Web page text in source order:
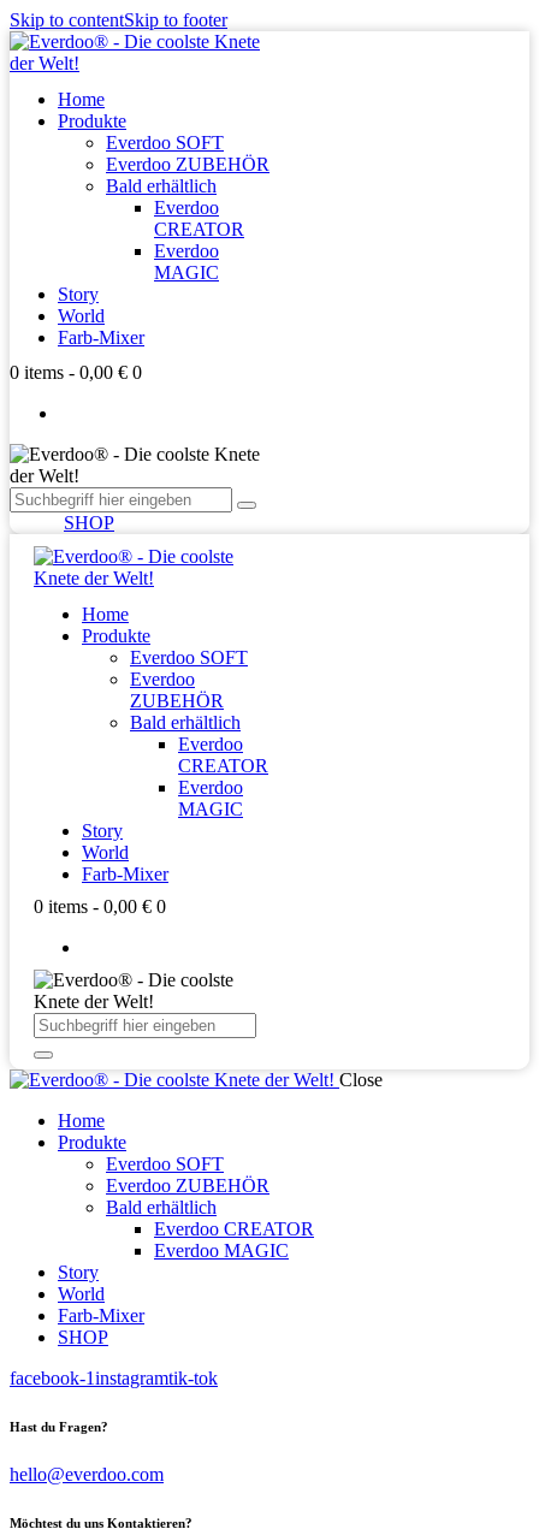
Skip to contentSkip to footer
Home
Produkte
Everdoo SOFT
Everdoo ZUBEHÖR
Bald erhältlich
Everdoo
CREATOR
Everdoo
MAGIC
Story
World
Farb-Mixer
0 items - 0,00 € 0
SHOP
Home
Produkte
Everdoo SOFT
Everdoo
ZUBEHÖR
Bald erhältlich
Everdoo
CREATOR
Everdoo
MAGIC
Story
World
Farb-Mixer
0 items - 0,00 € 0
Close
Home
Produkte
Everdoo SOFT
Everdoo ZUBEHÖR
Bald erhältlich
Everdoo CREATOR
Everdoo MAGIC
Story
World
Farb-Mixer
SHOP
facebook-1instagramtik-tok
Hast du Fragen?
hello@everdoo.com
Möchtest du uns Kontaktieren?